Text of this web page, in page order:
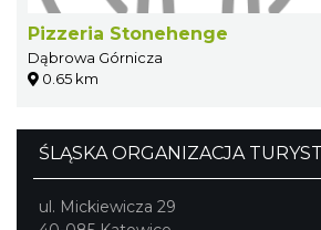
Pizzeria Stonehenge
Dąbrowa Górnicza
0.65 km
ŚLĄSKA ORGANIZACJA
ul. Mickiewicza 29